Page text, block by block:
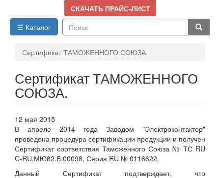
СКАЧАТЬ ПРАЙС-ЛИСТ
☰ Каталог
Сертификат ТАМОЖЕННОГО СОЮЗА.
Сертификат ТАМОЖЕННОГО
СОЮЗА.
12 мая 2015
В апреле 2014 года Заводом "Электроконтактор"
проведена процедура сертификации продукции и получен
Сертификат соответствия Таможенного Союза № ТС RU
C-RU.МЮ62.В.00098, Серия RU № 0116622.
Данный Сертификат подтверждает, что